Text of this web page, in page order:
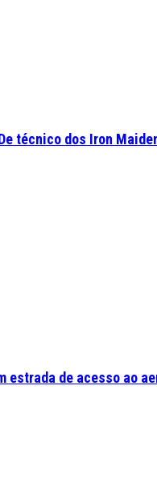
técnico dos Iron
estrada de acesso ao